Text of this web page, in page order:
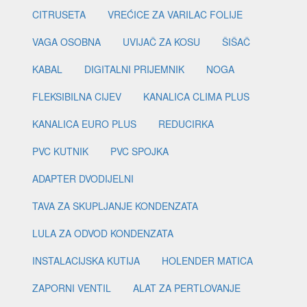
CITRUSETA
VREĆICE ZA VARILAC FOLIJE
VAGA OSOBNA
UVIJAČ ZA KOSU
ŠIŠAČ
KABAL
DIGITALNI PRIJEMNIK
NOGA
FLEKSIBILNA CIJEV
KANALICA CLIMA PLUS
KANALICA EURO PLUS
REDUCIRKA
PVC KUTNIK
PVC SPOJKA
ADAPTER DVODIJELNI
TAVA ZA SKUPLJANJE KONDENZATA
LULA ZA ODVOD KONDENZATA
INSTALACIJSKA KUTIJA
HOLENDER MATICA
ZAPORNI VENTIL
ALAT ZA PERTLOVANJE